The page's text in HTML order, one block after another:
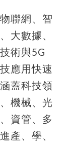
聯網、智
大數據、
術與5G
應用快速
蓋科技領
機械、光
資管、多
產、學、